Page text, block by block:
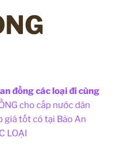
đồng các loại đi cùng
cho cấp nước dân
giá tốt có tại Bảo An
LOẠI